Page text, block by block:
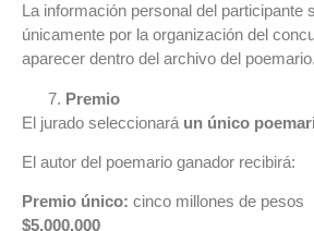
La información personal del participante
únicamente por la organización del
aparecer dentro del archivo del poemario.
Premio
El jurado seleccionará un único
El autor del poemario ganador recibirá:
Premio único: cinco millones de pesos
$5.000.000